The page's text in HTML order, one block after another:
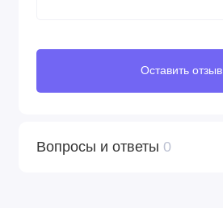
Оставить отзыв
Вопросы и ответы 0